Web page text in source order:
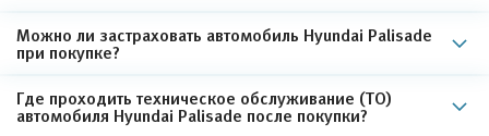
Можно ли застраховать автомобиль Hyundai Palisade
при покупке?
Где проходить техническое обслуживание (ТО)
автомобиля Hyundai Palisade после покупки?